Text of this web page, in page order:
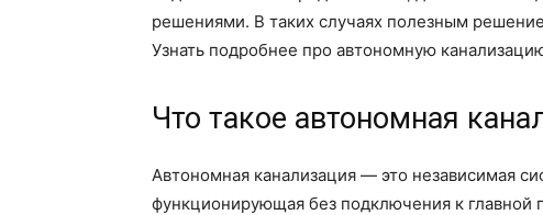
решениями. В таких случаях полезным
Узнать подробнее про автономную
Что такое автономная
Автономная канализация — это независимая
функционирующая без подключения к главной